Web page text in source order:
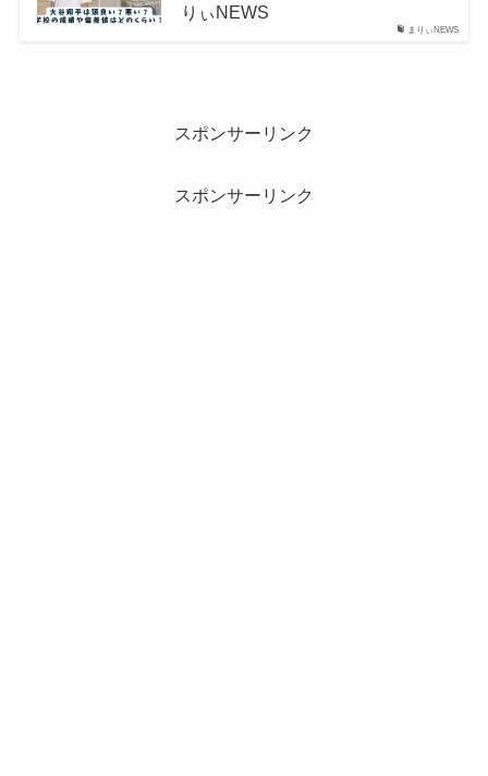
まりぃNEWS
りぃNEWS
スポンサーリンク
スポンサーリンク